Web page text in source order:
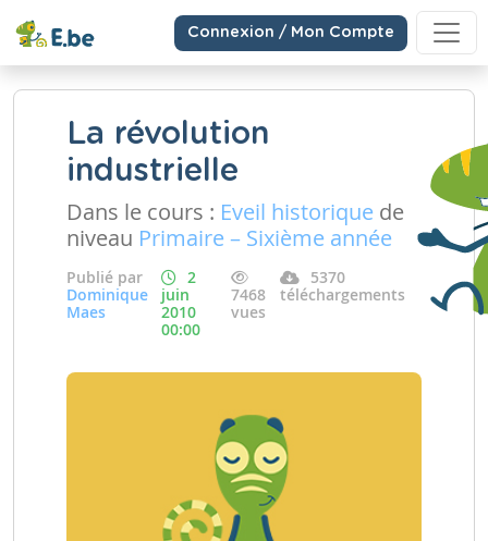
Connexion / Mon Compte
La révolution
industrielle
Dans le cours : Eveil historique de
niveau Primaire – Sixième année
Publié par
Dominique
Maes
2
juin
2010
00:00
7468
vues
5370
téléchargements